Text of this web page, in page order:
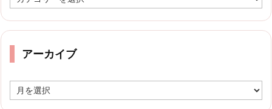
テ
リ
アーカイブ
ー